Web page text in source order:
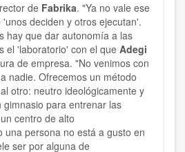
de Fabrika. "Ya no vale ese
deciden y otros ejecutan'.
hay que dar autonomía a las
el 'laboratorio' con el que Adegi
de empresa. "No venimos con
nadie. Ofrecemos un método
otro: neutro ideológicamente y
para entrenar las
centro de alto
una persona no está a gusto en
ser por alguna de